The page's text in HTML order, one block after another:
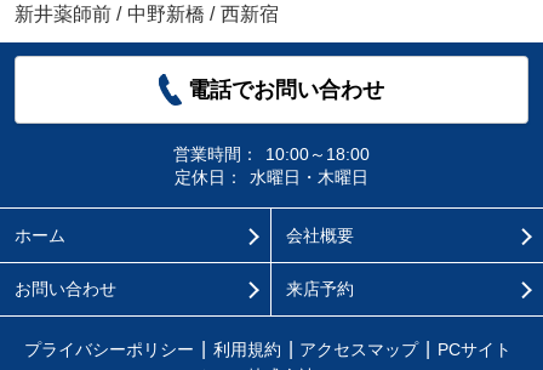
新井薬師前 / 中野新橋 / 西新宿
電話でお問い合わせ
営業時間：
10:00～18:00
定休日：
水曜日・木曜日
ホーム 会社概要
お問い合わせ 来店予約
プライバシーポリシー 利用規約 アクセスマップ
PCサイト